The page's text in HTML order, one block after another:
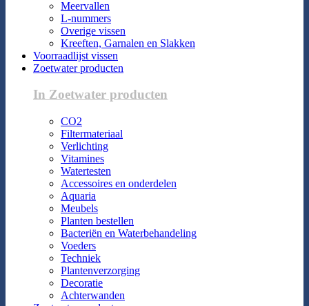
Meervallen
L-nummers
Overige vissen
Kreeften, Garnalen en Slakken
Voorraadlijst vissen
Zoetwater producten
In Zoetwater producten
CO2
Filtermateriaal
Verlichting
Vitamines
Watertesten
Accessoires en onderdelen
Aquaria
Meubels
Planten bestellen
Bacteriën en Waterbehandeling
Voeders
Techniek
Plantenverzorging
Decoratie
Achterwanden